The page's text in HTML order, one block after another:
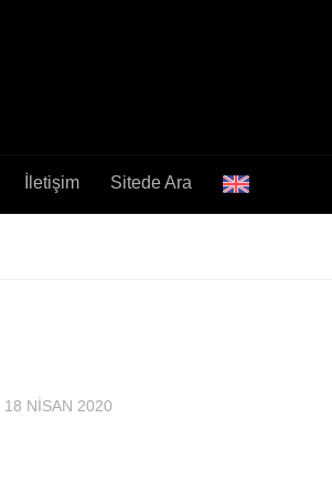
İletişim Sitede Ara
18 NISAN 2020